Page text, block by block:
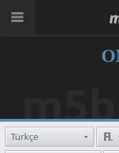
Türkçe